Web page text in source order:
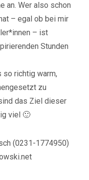
an. Wer also schon
– egal ob bei mir
– ist
Stunden
so richtig warm,
zu
das Ziel dieser
viel 🙂
(0231-1774950)